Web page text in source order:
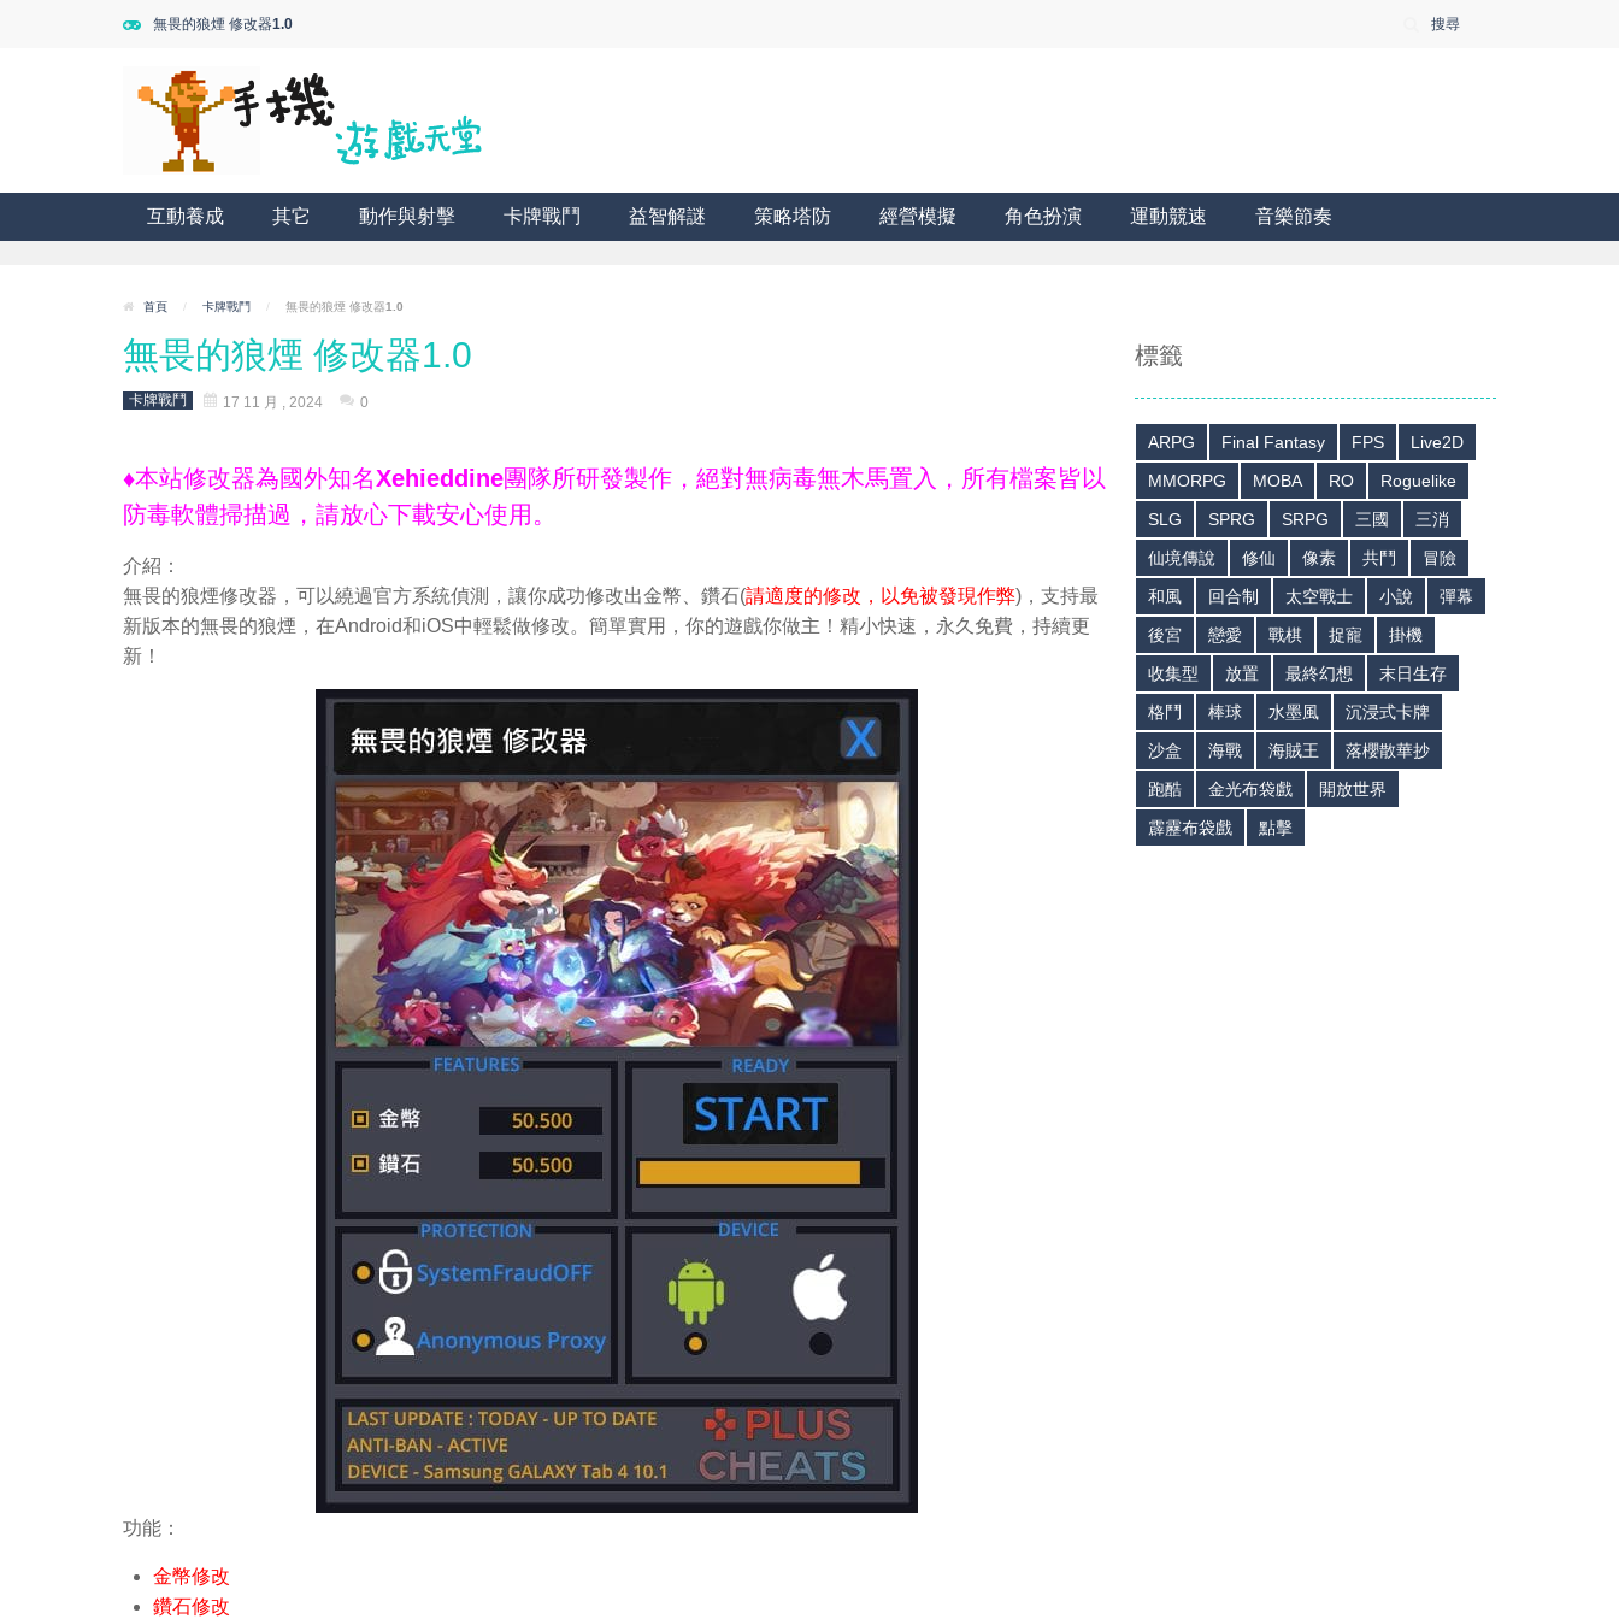
無畏的狼煙 修改器1.0 搜尋
互動養成 其它 動作與射擊 卡牌戰鬥 益智解謎 策略塔防 經營模擬 角色扮演 運動競速 音樂節奏
首頁 / 卡牌戰鬥 / 無畏的狼煙 修改器1.0
無畏的狼煙 修改器1.0
卡牌戰鬥 17 11 月 , 2024 0
♦本站修改器為國外知名Xehieddine團隊所研發製作，絕對無病毒無木馬置入，所有檔案皆以
防毒軟體掃描過，請放心下載安心使用。
介紹：
無畏的狼煙修改器，可以繞過官方系統偵測，讓你成功修改出金幣、鑽石(請適度的修改，以免被發現作弊)，支持最
新版本的無畏的狼煙，在Android和iOS中輕鬆做修改。簡單實用，你的遊戲你做主！精小快速，永久免費，持續更
新！
功能：
金幣修改
鑽石修改
標籤
ARPG Final Fantasy FPS
Live2D
MMORPG
MOBA RO
Roguelike
SLG
SPRG SRPG 三國
三消
仙境傳說
修仙 像素 共鬥
冒險
和風
回合制 太空戰士 小說
彈幕
後宮
戀愛 戰棋 捉寵
掛機
收集型
放置 最終幻想
末日生存
格鬥
棒球 水墨風
沉浸式卡牌
沙盒
海戰 海賊王
落櫻散華抄
跑酷
金光布袋戲
開放世界
霹靂布袋戲
點擊